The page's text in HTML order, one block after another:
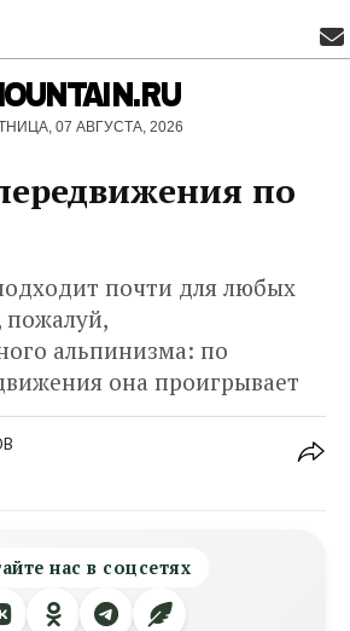
07 АВГУСТА, 2026
по
почти для любых
пожалуй,
альпинизма: по
она проигрывает
нас в соцсетях